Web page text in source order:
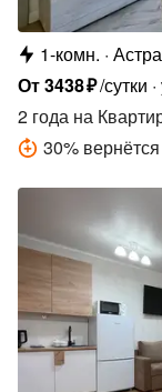
1-комн.
От3438₽/сутки
2 года на
30%